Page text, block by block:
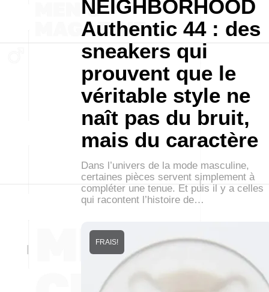
NEIGHBORHOOD
Authentic 44 : des
sneakers qui
prouvent que le
véritable style ne
naît pas du bruit,
mais du caractère
Dans l’univers de la mode masculine,
certaines pièces servent simplement à
compléter une tenue. Et puis il y a celles
qui racontent l’histoire de…
FRAIS!